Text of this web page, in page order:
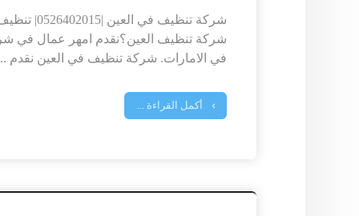
شركة تنظيف
شركة تنظيف العين؟نقدم امهر عمال في
في الامارات. شركة تنظيف في العين نقدم
أكمل القراءة ...